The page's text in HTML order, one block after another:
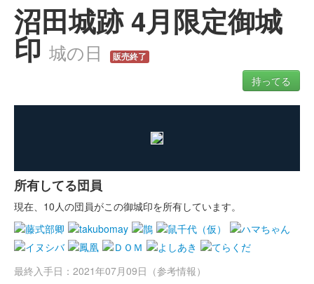
沼田城跡 4月限定御城
印 城の日 販売終了
持ってる
所有してる団員
現在、10人の団員がこの御城印を所有しています。
最終入手日：2021年07月09日（参考情報）